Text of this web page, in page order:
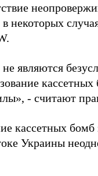
некоторых
не являются
- считают
кассетных
Украины